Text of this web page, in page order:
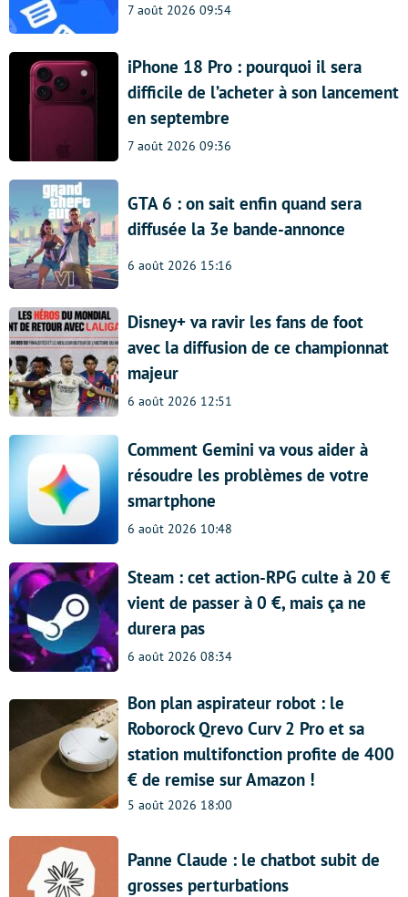
7 août 2026 09:54
iPhone 18 Pro : pourquoi il sera
difficile de l’acheter à son lancement
en septembre
7 août 2026 09:36
GTA 6 : on sait enfin quand sera
diffusée la 3e bande-annonce
6 août 2026 15:16
Disney+ va ravir les fans de foot
avec la diffusion de ce championnat
majeur
6 août 2026 12:51
Comment Gemini va vous aider à
résoudre les problèmes de votre
smartphone
6 août 2026 10:48
Steam : cet action-RPG culte à 20 €
vient de passer à 0 €, mais ça ne
durera pas
6 août 2026 08:34
Bon plan aspirateur robot : le
Roborock Qrevo Curv 2 Pro et sa
station multifonction profite de 400
€ de remise sur Amazon !
5 août 2026 18:00
Panne Claude : le chatbot subit de
grosses perturbations